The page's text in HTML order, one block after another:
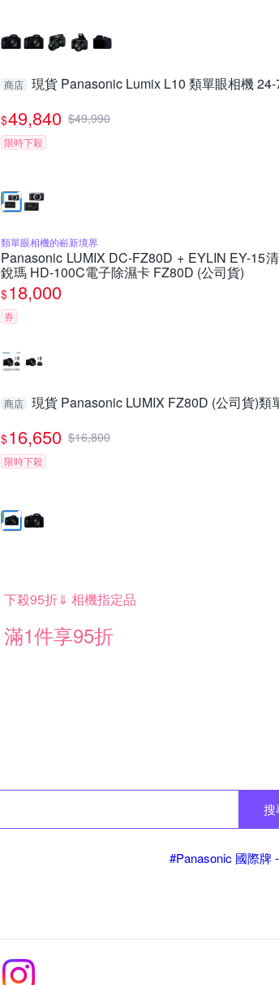
商店 現貨 Panasonic Lumix L10 類單眼相機
$49,840 $49,990
限時下殺
類單眼相機的嶄新境界
Panasonic LUMIX DC-FZ80D + EYLIN EY-15
銳瑪 HD-100C電子除濕卡 FZ80D (公司貨)
$18,000
券
商店 現貨 Panasonic LUMIX FZ80D (公司貨)類
$16,650 $16,800
限時下殺
下殺95折⇓ 相機指定品
滿1件享95折
搜
#Panasonic 國際牌